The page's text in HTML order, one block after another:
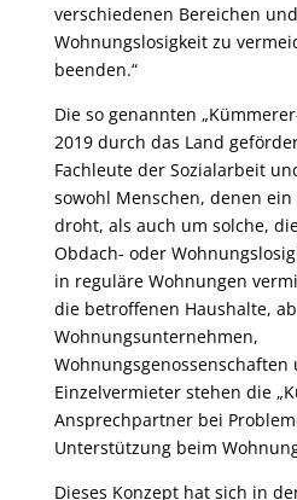
verschiedenen Bereichen
Wohnungslosigkeit zu
beenden.“
Die so genannten
2019 durch das Land
Fachleute der Sozialarbeit
sowohl Menschen, denen
droht, als auch um solche,
Obdach- oder
in reguläre Wohnungen
die betroffenen Haushalte,
Wohnungsunternehmen,
Einzelvermieter stehen die
Ansprechpartner bei
Unterstützung beim
Dieses Konzept hat sich in